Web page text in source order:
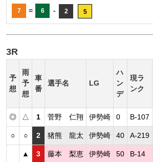
7 = 6 - 2 5
3R
予
想
雨
予
想
車
番
選手名 LG
ハ
ン
デ
現ラ
ンク
◎ △ 1 菅野 仁翔 伊勢崎 0 B-107
○ ○ 2 猪熊 龍太 伊勢崎 40 A-219
▲ 3 藤本 梨恵 伊勢崎 50 B-14